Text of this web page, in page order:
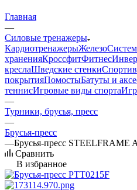
Главная
—
Силовые тренажеры
КардиотренажерыЖелезо
храненияКроссфитФитнес
креслаШведские стенки
покрытияПомостыБатуты и
теннисИгровые виды спорта
—
Турники, брусья, пресс
—
Брусья-пресс
—Брусья-пресс STEELFRAME
Сравнить
В избранное